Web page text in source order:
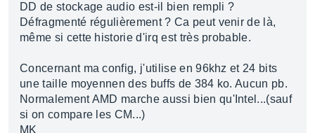
DD de stockage audio est-il bien rempli ?
Défragmenté régulièrement ? Ca peut venir de là,
même si cette historie d'irq est très probable.
Concernant ma config, j'utilise en 96khz et 24 bits
une taille moyennen des buffs de 384 ko. Aucun pb.
Normalement AMD marche aussi bien qu'Intel...(sauf
si on compare les CM...)
MK